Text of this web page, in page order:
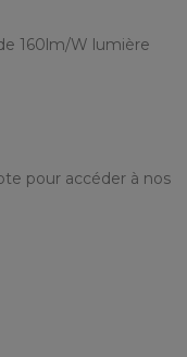
160lm/W lumière
pour accéder à nos